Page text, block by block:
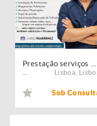
Lisboa
Sob